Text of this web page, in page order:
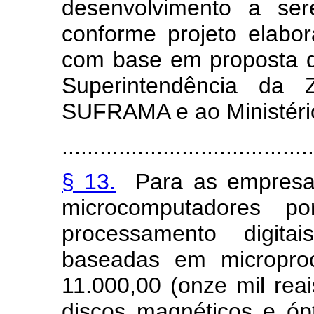
desenvolvimento a
conforme projeto
com base em proposta
Superintendência
SUFRAMA e ao
§ 13. Para as
microcomputadores
processamento
baseadas em
11.000,00 (onze mil